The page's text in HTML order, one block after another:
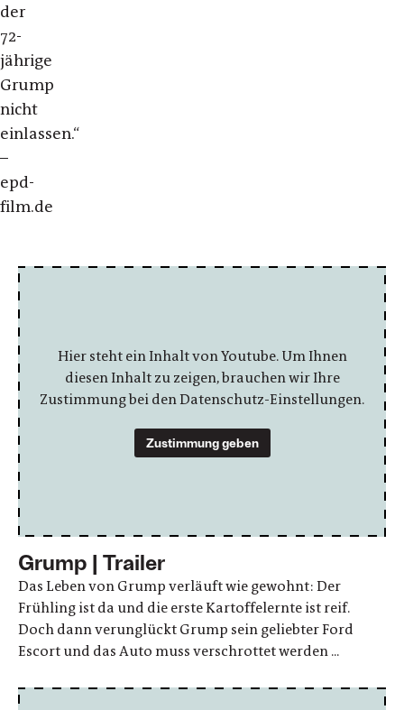
der
72-
jährige
Grump
nicht
einlassen.“
–
epd-
film.de
Hier steht ein Inhalt von Youtube. Um Ihnen
diesen Inhalt zu zeigen, brauchen wir Ihre
Zustimmung bei den Datenschutz-Einstellungen.
Zustimmung geben
Grump | Trailer
Das Leben von Grump verläuft wie gewohnt: Der
Frühling ist da und die erste Kartoffelernte ist reif.
Doch dann verunglückt Grump sein geliebter Ford
Escort und das Auto muss verschrottet werden ...